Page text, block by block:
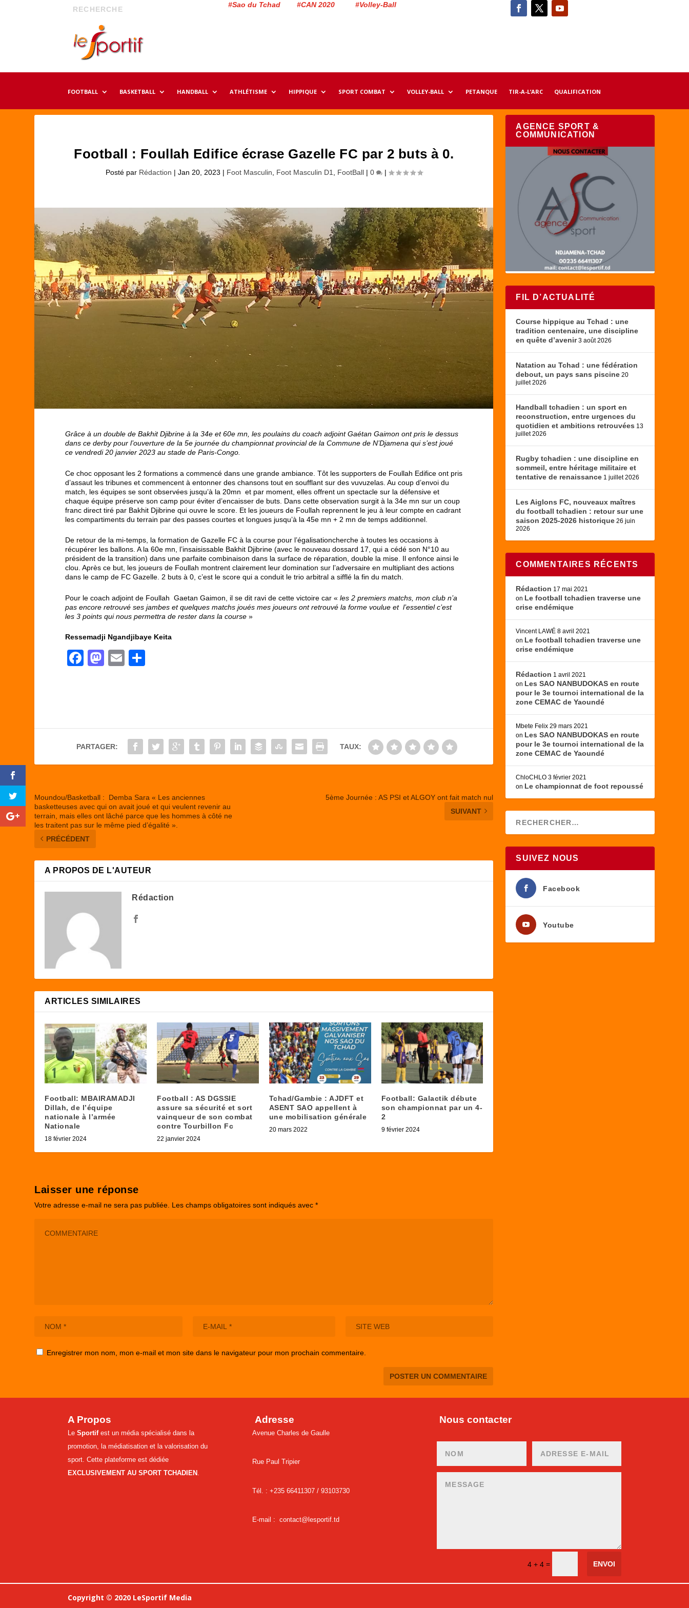
#Sao du Tchad #CAN 2020 #Volley-Ball
FOOTBALL BASKETBALL HANDBALL ATHLÉTISME HIPPIQUE SPORT COMBAT VOLLEY-BALL PETANQUE TIR-A-L’ARC QUALIFICATION
Football : Foullah Edifice écrase Gazelle FC par 2 buts à 0.
Posté par Rédaction | Jan 20, 2023 | Foot Masculin Foot Masculin D1 FootBall| 0 |
Grâce à un double de Bakhit Djibrine à la 34e et 60e mn, les poulains du coach adjoint Gaétan Gaimon ont pris le dessus
dans ce derby pour l’ouverture de la 5e journée du championnat provincial de la Commune de N’Djamena qui s’est joué
ce vendredi 20 janvier 2023 au stade de Paris-Congo.
Ce choc opposant les 2 formations a commencé dans une grande ambiance. Tôt les supporters de Foullah Edifice ont pris
d’assaut les tribunes et commencent à entonner des chansons tout en soufflant sur des vuvuzelas. Au coup d’envoi du
match, les équipes se sont observées jusqu’à la 20mn et par moment, elles offrent un spectacle sur la défensive et
chaque équipe préserve son camp pour éviter d’encaisser de buts. Dans cette observation surgit à la 34e mn sur un coup
franc direct tiré par Bakhit Djibrine qui ouvre le score. Et les joueurs de Foullah reprennent le jeu à leur compte en cadrant
les compartiments du terrain par des passes courtes et longues jusqu’à la 45e mn + 2 mn de temps additionnel.
De retour de la mi-temps, la formation de Gazelle FC à la course pour l’égalisationcherche à toutes les occasions à
récupérer les ballons. A la 60e mn, l’insaisissable Bakhit Djibrine (avec le nouveau dossard 17, qui a cédé son N°10 au
président de la transition) dans une parfaite combinaison dans la surface de réparation, double la mise. Il enfonce ainsi le
clou. Après ce but, les joueurs de Foullah montrent clairement leur domination sur l’adversaire en multipliant des actions
dans le camp de FC Gazelle. 2 buts à 0, c’est le score qui a conduit le trio arbitral a sifflé la fin du match.
Pour le coach adjoint de Foullah Gaetan Gaimon, il se dit ravi de cette victoire car «les 2 premiers matchs, mon club n’a
pas encore retrouvé ses jambes et quelques matchs joués mes joueurs ont retrouvé la forme voulue et l’essentiel c’est
les 3 points qui nous permettra de rester dans la course »
Ressemadji Ngandjibaye Keita
F
b
o
M
d
o
E
er
PARTAGER: TAUX:
Moundou/Basketball : Demba Sara « Les anciennes
basketteuses avec qui on avait joué et qui veulent revenir au
terrain, mais elles ont lâché parce que les hommes à côté ne
les traitent pas sur le même pied d’égalité ».
PRÉCÉDENT
5ème Journée : AS PSI et ALGOY ont fait match nul
SUIVANT
A PROPOS DE L'AUTEUR
Rédaction
ARTICLES SIMILAIRES
Football: MBAIRAMADJI
Dillah, de l’équipe
nationale à l’armée
Nationale
18 février 2024
Football : AS DGSSIE
assure sa sécurité et sort
vainqueur de son combat
contre Tourbillon Fc
22 janvier 2024
Tchad/Gambie : AJDFT et
ASENT SAO appellent à
une mobilisation générale
20 mars 2022
Football: Galactik débute
son championnat par un 4-
2
9 février 2024
Laisser une réponse
Votre adresse e-mail ne sera pas publiée. Les champs obligatoires sont indiqués avec*
Enregistrer mon nom, mon e-mail et mon site dans le navigateur pour mon prochain commentaire.
AGENCE SPORT &
COMMUNICATION
FIL D’ACTUALITÉ
Course hippique au Tchad : une
tradition centenaire, une discipline
en quête d’avenir 3 août 2026
Natation au Tchad : une fédération
debout, un pays sans piscine 20
juillet 2026
Handball tchadien : un sport en
reconstruction, entre urgences du
quotidien et ambitions retrouvées 13
juillet 2026
Rugby tchadien : une discipline en
sommeil, entre héritage militaire et
tentative de renaissance 1 juillet 2026
Les Aiglons FC, nouveaux maîtres
du football tchadien : retour sur une
saison 2025-2026 historique 26 juin
2026
COMMENTAIRES RÉCENTS
Rédaction 17 mai 2021
on Le football tchadien traverse une
crise endémique
Vincent LAWÉ 8 avril 2021
on Le football tchadien traverse une
crise endémique
Rédaction 1 avril 2021
on Les SAO NANBUDOKAS en route
pour le 3e tournoi international de la
zone CEMAC de Yaoundé
Mbete Felix 29 mars 2021
on Les SAO NANBUDOKAS en route
pour le 3e tournoi international de la
zone CEMAC de Yaoundé
ChloCHLO 3 février 2021
on Le championnat de foot repoussé
SUIVEZ NOUS
Facebook
Youtube
A Propos
Le Sportifest un média spécialisé dans la
promotion, la médiatisation et la valorisation du
sport. Cette plateforme est dédiée
EXCLUSIVEMENT AU SPORT TCHADIEN .
Adresse
Avenue Charles de Gaulle
Rue Paul Tripier
Tél. : +235 66411307 / 93103730
E-mail : contact@lesportif.td
Nous contacter
4 + 4= ENVOI
Copyright © 2020 LeSportif Media